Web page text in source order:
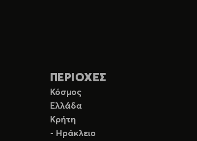
ΠΕΡΙΟΧΕΣ
Κόσμος
Ελλάδα
Κρήτη
- Ηράκλειο